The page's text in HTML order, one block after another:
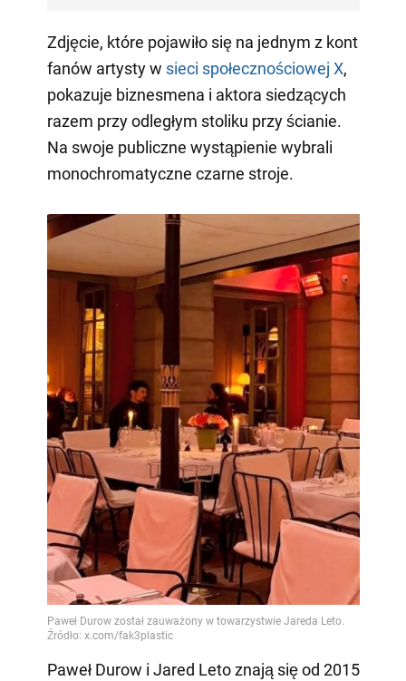
Zdjęcie, które pojawiło się na jednym z kont
fanów artysty w sieci społecznościowej X,
pokazuje biznesmena i aktora siedzących
razem przy odległym stoliku przy ścianie.
Na swoje publiczne wystąpienie wybrali
monochromatyczne czarne stroje.
Paweł Durow i Jared Leto znają się od 2015